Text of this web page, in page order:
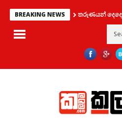
BREAKING NEWSතරුණයන්